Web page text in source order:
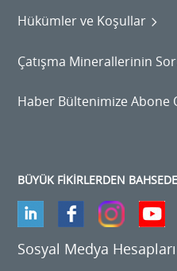
Hükümler ve Koşullar
Çatışma Minerallerinin
Haber Bültenimize Abone
BÜYÜK FİKİRLERDEN
Sosyal Medya